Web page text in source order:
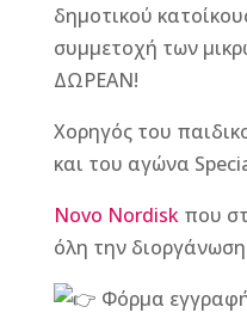
δημοτικού
συμμετοχή των
ΔΩΡΕΑΝ!
Χορηγός του
και του αγώνα
Novo Nordiskπου
όλη την
Φόρμα